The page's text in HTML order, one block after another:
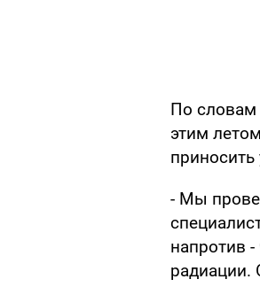
По словам
этим
приносить
- Мы
напротив
радиации.